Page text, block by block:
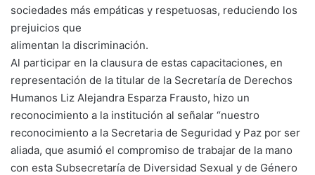
sociedades más empáticas y respetuosas, reduciendo los
prejuicios que
alimentan la discriminación.
Al participar en la clausura de estas capacitaciones, en
representación de la titular de la Secretaría de Derechos
Humanos Liz Alejandra Esparza Frausto, hizo un
reconocimiento a la institución al señalar “nuestro
reconocimiento a la Secretaria de Seguridad y Paz por ser
aliada, que asumió el compromiso de trabajar de la mano
con esta Subsecretaría de Diversidad Sexual y de Género